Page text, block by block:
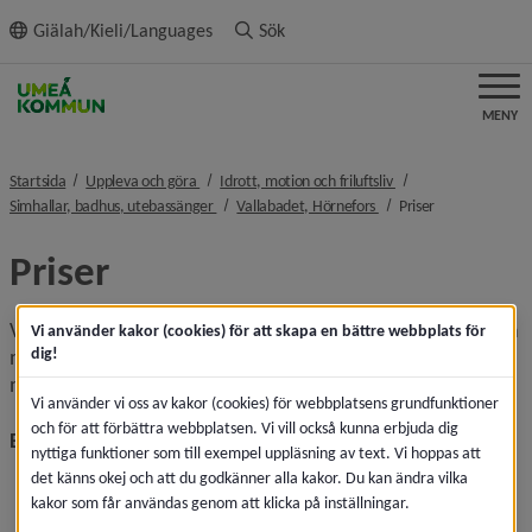
innehållet
Giälah/Kieli/Languages Sök
MENY
Startsida Uppleva och göra nivå i brödsmulenavigeringen
Idrott, motion och friluftsliv nivå i
Simhallar, badhus, utebassänger nivå i brödsmulenavigeringen
Vallabadet, Hörnefors nivå i
Prisernivå i
Priser
Vallabadet är ett kontantfritt badhus. Hos oss kan du betala
med kort eller swish. Alla besökare, badande och
medföljande, betalar entré enligt prislista.
Entrépris bad utomhus, juni-augusti
Barn 0–1 år: gratis
Barn och ungdom 2–17 år: 60 kronor (gratis för barn
Vi använder kakor (cookies) för att skapa en bättre webbplats för
dig!
Vi använder vi oss av kakor (cookies) för webbplatsens grundfunktioner
och för att förbättra webbplatsen. Vi vill också kunna erbjuda dig
nyttiga funktioner som till exempel uppläsning av text. Vi hoppas att
det känns okej och att du godkänner alla kakor. Du kan ändra vilka
kakor som får användas genom att klicka på inställningar.